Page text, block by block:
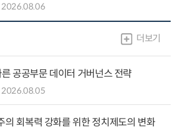
2026.08.06
더보기
공공부문 데이터 거버넌스 전략
2026.08.05
의 회복력 강화를 위한 정치제도의 변화